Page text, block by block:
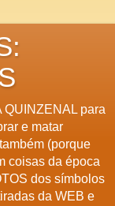
QUINZENAL para
e matar
(porque
coisas da época
dos símbolos
da WEB e